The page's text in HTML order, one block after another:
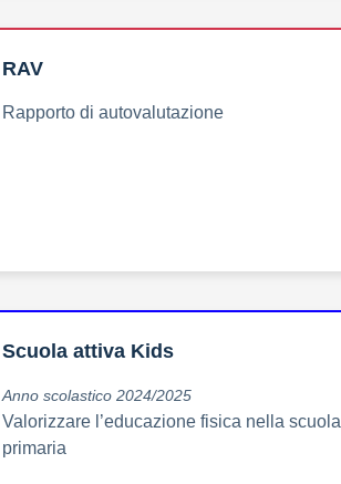
RAV
Rapporto di autovalutazione
Scuola attiva Kids
Anno scolastico 2024/2025
Valorizzare l’educazione fisica nella scuola
primaria